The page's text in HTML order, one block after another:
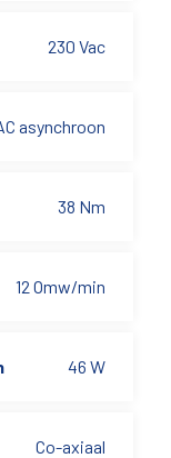
230 Vac
asynchroon
38 Nm
12 Omw/min
46 W
Co-axiaal